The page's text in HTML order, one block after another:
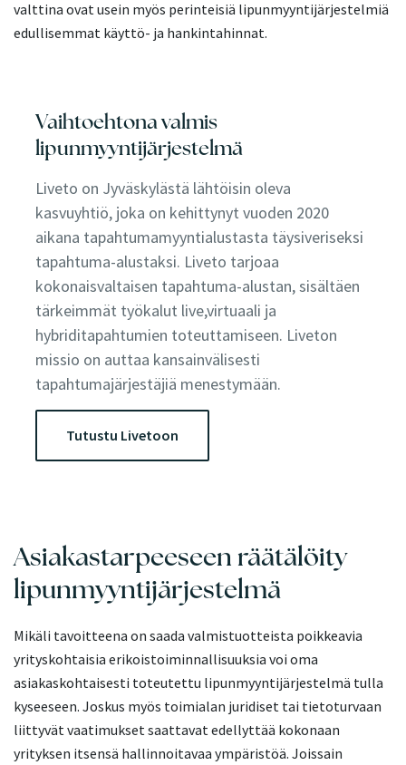
valttina ovat usein myös perinteisiä lipunmyyntijärjestelmiä
edullisemmat käyttö- ja hankintahinnat.
Vaihtoehtona valmis
lipunmyyntijärjestelmä
Liveto on Jyväskylästä lähtöisin oleva
kasvuyhtiö, joka on kehittynyt vuoden 2020
aikana tapahtumamyyntialustasta täysiveriseksi
tapahtuma-alustaksi. Liveto tarjoaa
kokonaisvaltaisen tapahtuma-alustan, sisältäen
tärkeimmät työkalut live,virtuaali ja
hybriditapahtumien toteuttamiseen. Liveton
missio on auttaa kansainvälisesti
tapahtumajärjestäjiä menestymään.
Tutustu Livetoon
Asiakastarpeeseen räätälöity
lipunmyyntijärjestelmä
Mikäli tavoitteena on saada valmistuotteista poikkeavia
yrityskohtaisia erikoistoiminnallisuuksia voi oma
asiakaskohtaisesti toteutettu lipunmyyntijärjestelmä tulla
kyseeseen. Joskus myös toimialan juridiset tai tietoturvaan
liittyvät vaatimukset saattavat edellyttää kokonaan
yrityksen itsensä hallinnoitavaa ympäristöä. Joissain